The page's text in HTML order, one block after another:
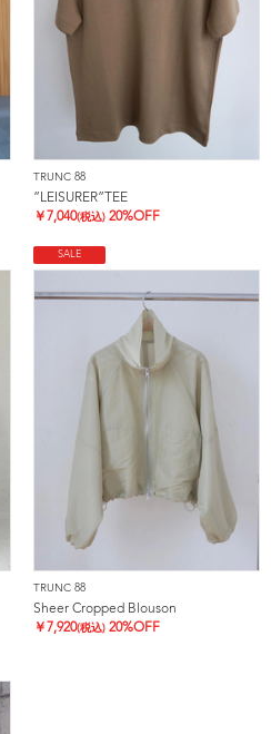
TRUNC 88
”LEISURER”TEE
￥ 7,040(税込) 20%OFF
SALE
TRUNC 88
Sheer Cropped Blouson
￥ 7,920(税込) 20%OFF